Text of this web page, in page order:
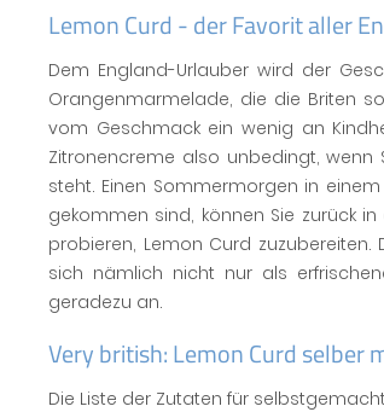
Lemon Curd - der Favorit aller
Dem England-Urlauber wird der
Orangenmarmelade, die die Briten
vom Geschmack ein wenig an
Zitronencreme also unbedingt, wenn
steht. Einen Sommermorgen in einem
gekommen sind, können Sie zurück
probieren, Lemon Curd
sich nämlich nicht nur als
geradezu an.
Very british: Lemon Curd selber
Die Liste der Zutaten für